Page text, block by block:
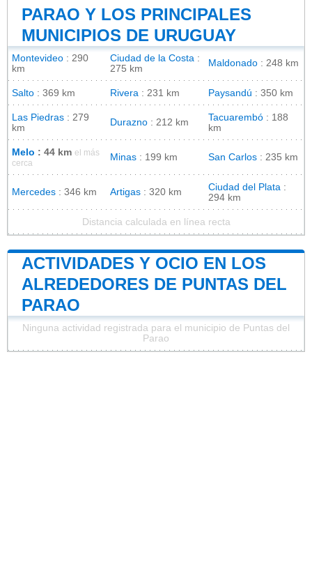
PARAO Y LOS PRINCIPALES
MUNICIPIOS DE URUGUAY
Montevideo : 290
km
Ciudad de la Costa :
275 km
Maldonado : 248 km
Salto : 369 km Rivera : 231 km Paysandú : 350 km
Las Piedras : 279
km
Durazno : 212 km Tacuarembó : 188
km
Melo : 44 km el más
cerca
Minas : 199 km San Carlos : 235 km
Mercedes : 346 km Artigas : 320 km Ciudad del Plata :
294 km
Distancia calculada en línea recta
ACTIVIDADES Y OCIO EN LOS
ALREDEDORES DE PUNTAS DEL
PARAO
Ninguna actividad registrada para el municipio de Puntas del
Parao